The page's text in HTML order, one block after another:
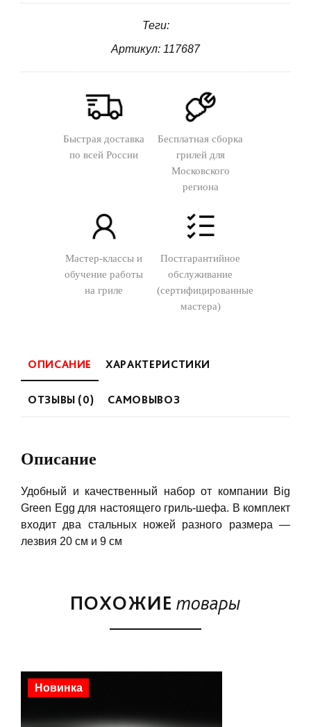
Теги:
Артикул: 117687
Быстрая доставка
по всей России
Бесплатная сборка
грилей для
Московского
региона
Мастер-классы и
обучение работы
на гриле
Постгарантийное
обслуживание
(сертифицированные
мастера)
ОПИСАНИЕ ХАРАКТЕРИСТИКИ
ОТЗЫВЫ (0) САМОВЫВОЗ
Описание
Удобный и качественный набор от компании Big
Green Egg для настоящего гриль-шефа. В комплект
входит два стальных ножей разного размера —
лезвия 20 см и 9 см
ПОХОЖИЕ товары
Новинка